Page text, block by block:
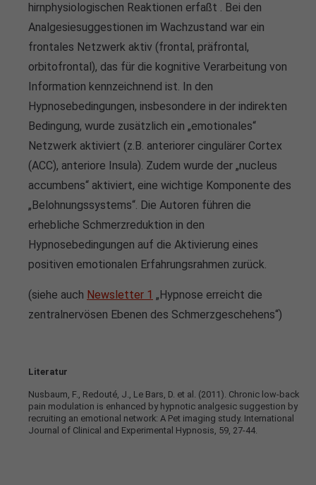
hirnphysiologischen Reaktionen erfaßt . Bei den
Analgesiesuggestionen im Wachzustand war ein
frontales Netzwerk aktiv (frontal, präfrontal,
orbitofrontal), das für die kognitive Verarbeitung von
Information kennzeichnend ist. In den
Hypnosebedingungen, insbesondere in der indirekten
Bedingung, wurde zusätzlich ein „emotionales“
Netzwerk aktiviert (z.B. anteriorer cingulärer Cortex
(ACC), anteriore Insula). Zudem wurde der „nucleus
accumbens“ aktiviert, eine wichtige Komponente des
„Belohnungssystems“. Die Autoren führen die
erhebliche Schmerzreduktion in den
Hypnosebedingungen auf die Aktivierung eines
positiven emotionalen Erfahrungsrahmen zurück.
(siehe auch Newsletter 1 „Hypnose erreicht die
zentralnervösen Ebenen des Schmerzgeschehens“)
Literatur
Nusbaum, F., Redouté, J., Le Bars, D. et al. (2011). Chronic low-back
pain modulation is enhanced by hypnotic analgesic suggestion by
recruiting an emotional network: A Pet imaging study. International
Journal of Clinical and Experimental Hypnosis, 59, 27-44.